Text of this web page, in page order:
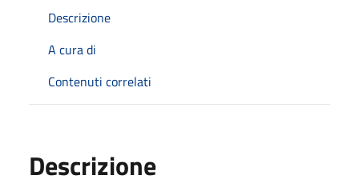
Descrizione
A cura di
Contenuti correlati
Descrizione